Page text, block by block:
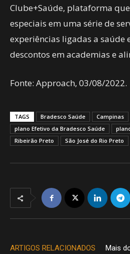
Clube+Saúde, plataforma
especiais em uma série de
experiências ligadas a saúde
descontos em academias e
Fonte: Approach, 03/08/2022.
TAGS Bradesco Saúde Campinas
plano Efetivo da Bradesco Saúde
Ribeirão Preto
São José do Rio Preto
ARTIGOS RELACIONADOS Mais